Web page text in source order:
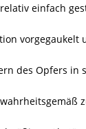
einfach
des Opfers in